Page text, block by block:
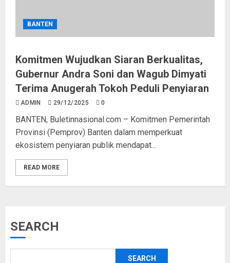
BANTEN
Komitmen Wujudkan Siaran Berkualitas,
Gubernur Andra Soni dan Wagub Dimyati
Terima Anugerah Tokoh Peduli Penyiaran
ADMIN 29/12/2025 0
BANTEN, Buletinnasional.com – Komitmen Pemerintah
Provinsi (Pemprov) Banten dalam memperkuat
ekosistem penyiaran publik mendapat...
READ MORE
SEARCH
SEARCH
3
Warga Terdampak Kekeringan
4
Sidak Tambang di Bojonegara dan
Pulo Ampel, DLH Cek Dokumen
Perizinan Perusahaan
5
Pemkot Tangsel Matangkan